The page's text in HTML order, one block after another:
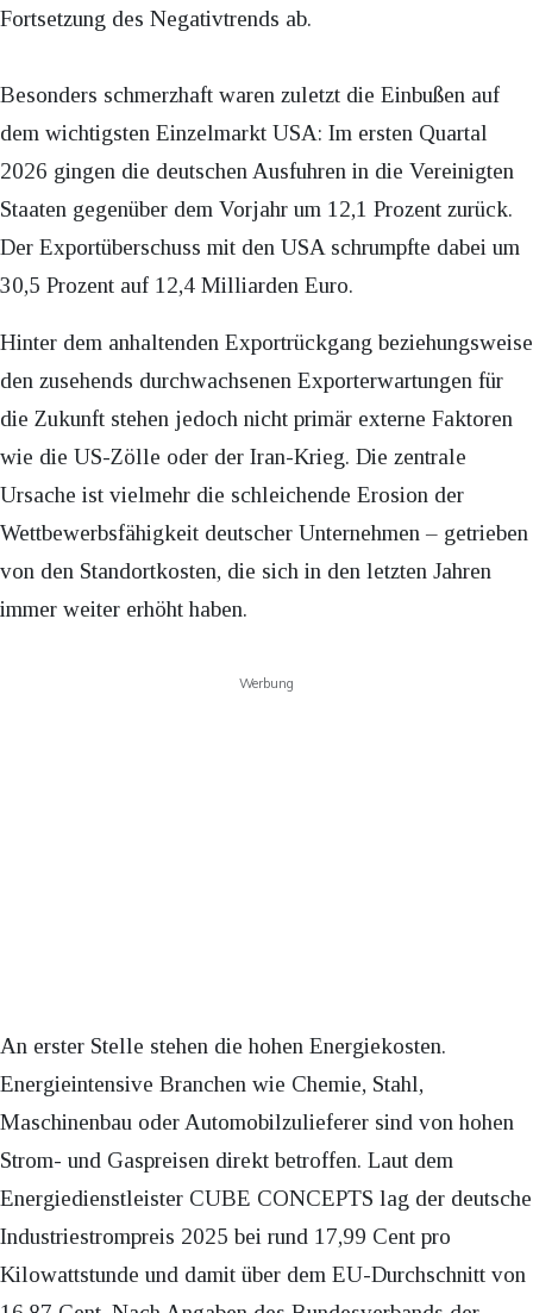
Fortsetzung des Negativtrends ab.
Besonders schmerzhaft waren zuletzt die Einbußen auf
dem wichtigsten Einzelmarkt USA: Im ersten Quartal
2026 gingen die deutschen Ausfuhren in die Vereinigten
Staaten gegenüber dem Vorjahr um 12,1 Prozent zurück.
Der Exportüberschuss mit den USA schrumpfte dabei um
30,5 Prozent auf 12,4 Milliarden Euro.
Hinter dem anhaltenden Exportrückgang beziehungsweise
den zusehends durchwachsenen Exporterwartungen für
die Zukunft stehen jedoch nicht primär externe Faktoren
wie die US-Zölle oder der Iran-Krieg. Die zentrale
Ursache ist vielmehr die schleichende Erosion der
Wettbewerbsfähigkeit deutscher Unternehmen – getrieben
von den Standortkosten, die sich in den letzten Jahren
immer weiter erhöht haben.
Werbung
An erster Stelle stehen die hohen Energiekosten.
Energieintensive Branchen wie Chemie, Stahl,
Maschinenbau oder Automobilzulieferer sind von hohen
Strom- und Gaspreisen direkt betroffen. Laut dem
Energiedienstleister CUBE CONCEPTS lag der deutsche
Industriestrompreis 2025 bei rund 17,99 Cent pro
Kilowattstunde und damit über dem EU-Durchschnitt von